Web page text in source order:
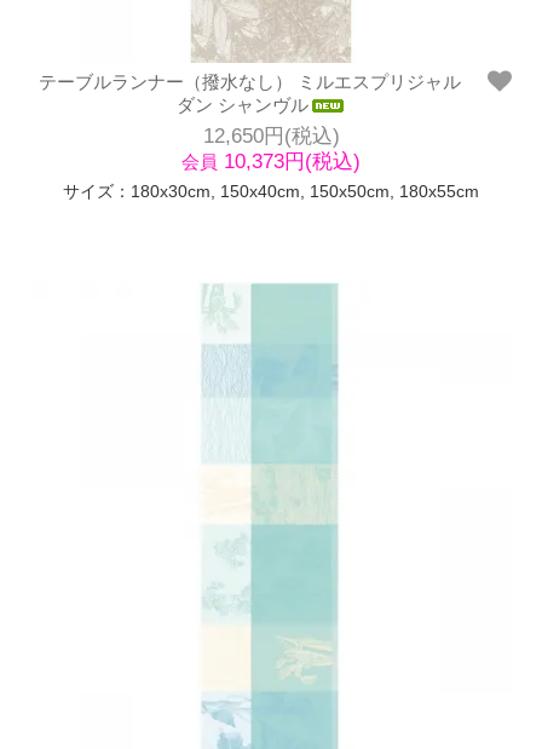
テーブルランナー（撥水なし） ミルエスプリジャル
ダン シャンヴル
12,650円(税込)
会員 10,373円(税込)
サイズ：180x30cm, 150x40cm, 150x50cm, 180x55cm